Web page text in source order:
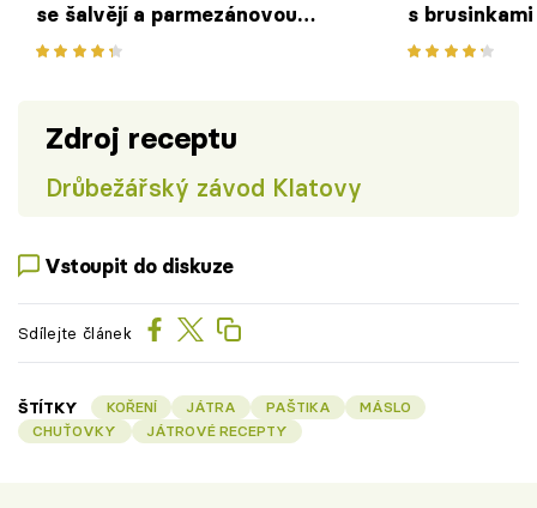
se šalvějí a parmezánovou
polentou
s brusinkami
Zdroj receptu
Drůbežářský závod Klatovy
Vstoupit do diskuze
Sdílejte článek
ŠTÍTKY KOŘENÍ JÁTRA PAŠTIKA
MÁSLO
CHUŤOVKY
JÁTROVÉ RECEPTY